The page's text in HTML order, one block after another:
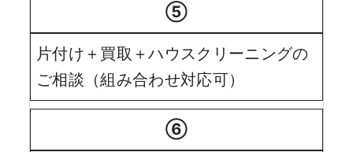
⑤
片付け＋買取＋ハウスクリーニングの
ご相談（組み合わせ対応可）
⑥